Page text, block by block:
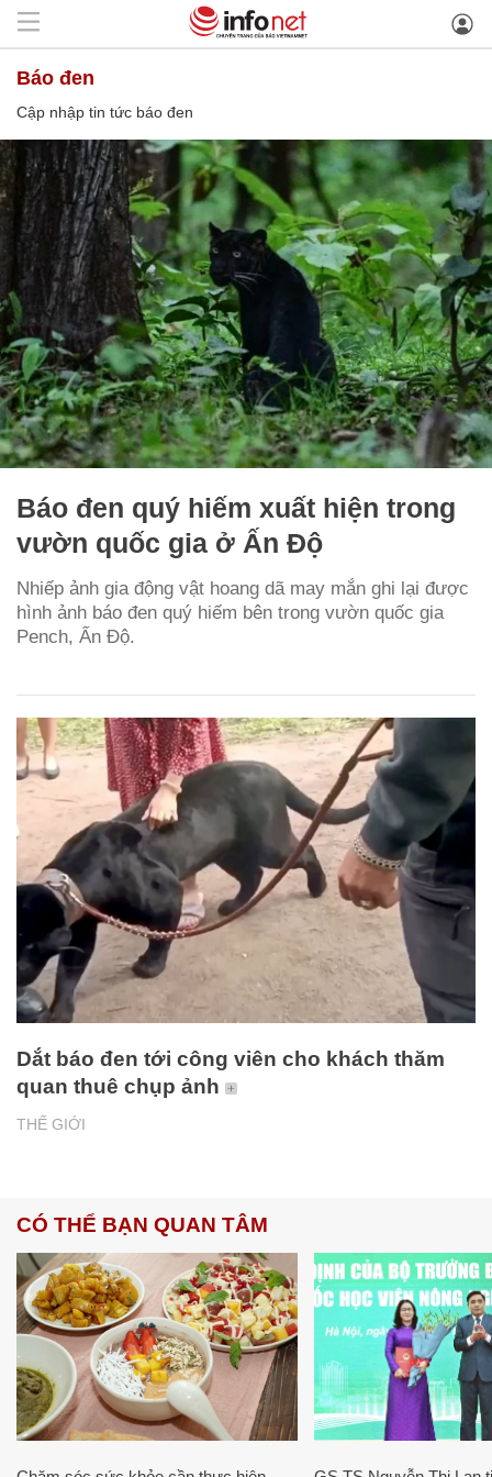
báo đen
Cập nhập tin tức báo đen
Báo đen quý hiếm xuất hiện trong
vườn quốc gia ở Ấn Độ
Nhiếp ảnh gia động vật hoang dã may mắn ghi lại được
hình ảnh báo đen quý hiếm bên trong vườn quốc gia
Pench, Ấn Độ.
THẾ GIỚI
Dắt báo đen tới công viên cho khách thăm
quan thuê chụp ảnh
CÓ THỂ BẠN QUAN TÂM